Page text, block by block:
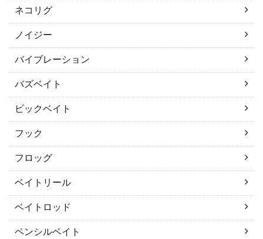
ネコリグ
ノイジー
バイブレーション
バズベイト
ビックベイト
フック
フロッグ
ベイトリール
ベイトロッド
ペンシルベイト